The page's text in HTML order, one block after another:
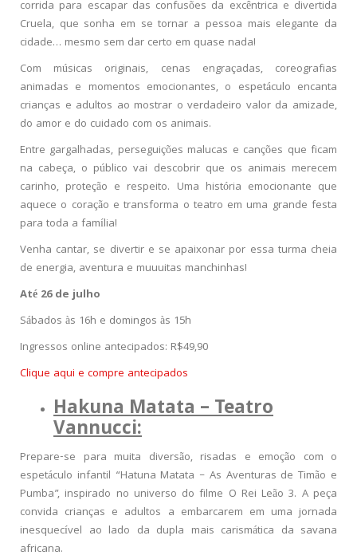
corrida para escapar das confusões da excêntrica e divertida
Cruela, que sonha em se tornar a pessoa mais elegante da
cidade… mesmo sem dar certo em quase nada!
Com músicas originais, cenas engraçadas, coreografias
animadas e momentos emocionantes, o espetáculo encanta
crianças e adultos ao mostrar o verdadeiro valor da amizade,
do amor e do cuidado com os animais.
Entre gargalhadas, perseguições malucas e canções que ficam
na cabeça, o público vai descobrir que os animais merecem
carinho, proteção e respeito. Uma história emocionante que
aquece o coração e transforma o teatro em uma grande festa
para toda a família!
Venha cantar, se divertir e se apaixonar por essa turma cheia
de energia, aventura e muuuitas manchinhas!
Até 26 de julho
Sábados às 16h e domingos às 15h
Ingressos online antecipados: R$49,90
Clique aqui e compre antecipados
Hakuna Matata – Teatro
Vannucci:
Prepare-se para muita diversão, risadas e emoção com o
espetáculo infantil “Hatuna Matata – As Aventuras de Timão e
Pumba”, inspirado no universo do filme O Rei Leão 3. A peça
convida crianças e adultos a embarcarem em uma jornada
inesquecível ao lado da dupla mais carismática da savana
africana.